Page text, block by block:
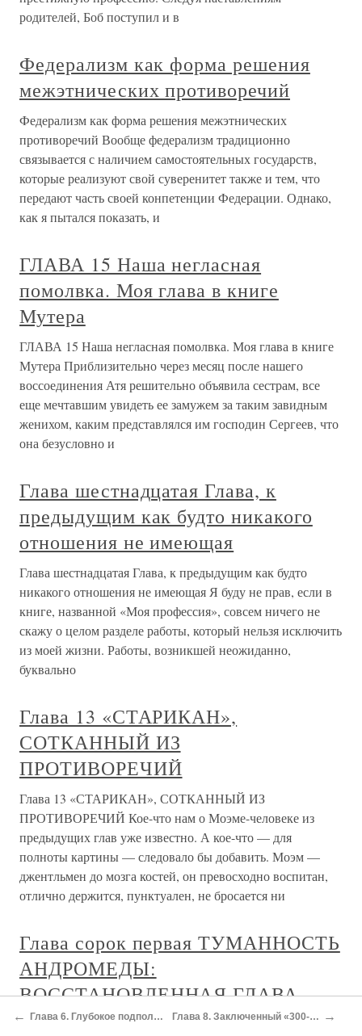
родителей, Боб поступил и в
Федерализм как форма решения
межэтнических противоречий
Федерализм как форма решения межэтнических
противоречий Вообще федерализм традиционно
связывается с наличием самостоятельных государств,
которые реализуют свой суверенитет также и тем, что
передают часть своей конпетенции Федерации. Однако,
как я пытался показать, и
ГЛАВА 15 Наша негласная
помолвка. Моя глава в книге
Мутера
ГЛАВА 15 Наша негласная помолвка. Моя глава в книге
Мутера Приблизительно через месяц после нашего
воссоединения Атя решительно объявила сестрам, все
еще мечтавшим увидеть ее замужем за таким завидным
женихом, каким представлялся им господин Сергеев, что
она безусловно и
Глава шестнадцатая Глава, к
предыдущим как будто никакого
отношения не имеющая
Глава шестнадцатая Глава, к предыдущим как будто
никакого отношения не имеющая Я буду не прав, если в
книге, названной «Моя профессия», совсем ничего не
скажу о целом разделе работы, который нельзя исключить
из моей жизни. Работы, возникшей неожиданно,
буквально
Глава 13 «СТАРИКАН»,
СОТКАННЫЙ ИЗ
ПРОТИВОРЕЧИЙ
Глава 13 «СТАРИКАН», СОТКАННЫЙ ИЗ
ПРОТИВОРЕЧИЙ Кое-что нам о Моэме-человеке из
предыдущих глав уже известно. А кое-что — для
полноты картины — следовало бы добавить. Моэм —
джентльмен до мозга костей, он превосходно воспитан,
отлично держится, пунктуален, не бросается ни
Глава сорок первая ТУМАННОСТЬ
АНДРОМЕДЫ:
ВОССТАНОВЛЕННАЯ ГЛАВА
Глава сорок первая ТУМАННОСТЬ АНДРОМЕДЫ:
← Глава 6. Глубокое подполье Глава 8. Заключенный «300-й» →